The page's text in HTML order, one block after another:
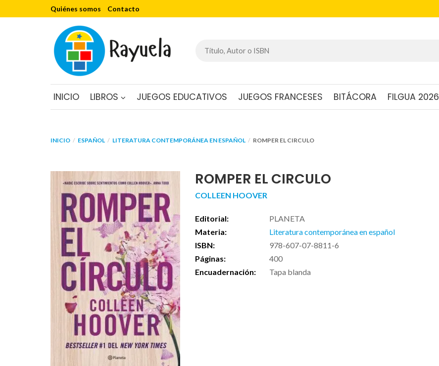
Quiénes somos Contacto
INICIO LIBROS JUEGOS EDUCATIVOS JUEGOS FRANCESES BITÁCORA FILGUA 2026
INICIO ESPAÑOL LITERATURA CONTEMPORÁNEA EN ESPAÑOL ROMPER EL CIRCULO
ROMPER EL CIRCULO
COLLEEN HOOVER
Editorial:
PLANETA
Materia:
Literatura contemporánea en español
ISBN:
978-607-07-8811-6
Páginas:
400
Encuadernación:
Tapa blanda